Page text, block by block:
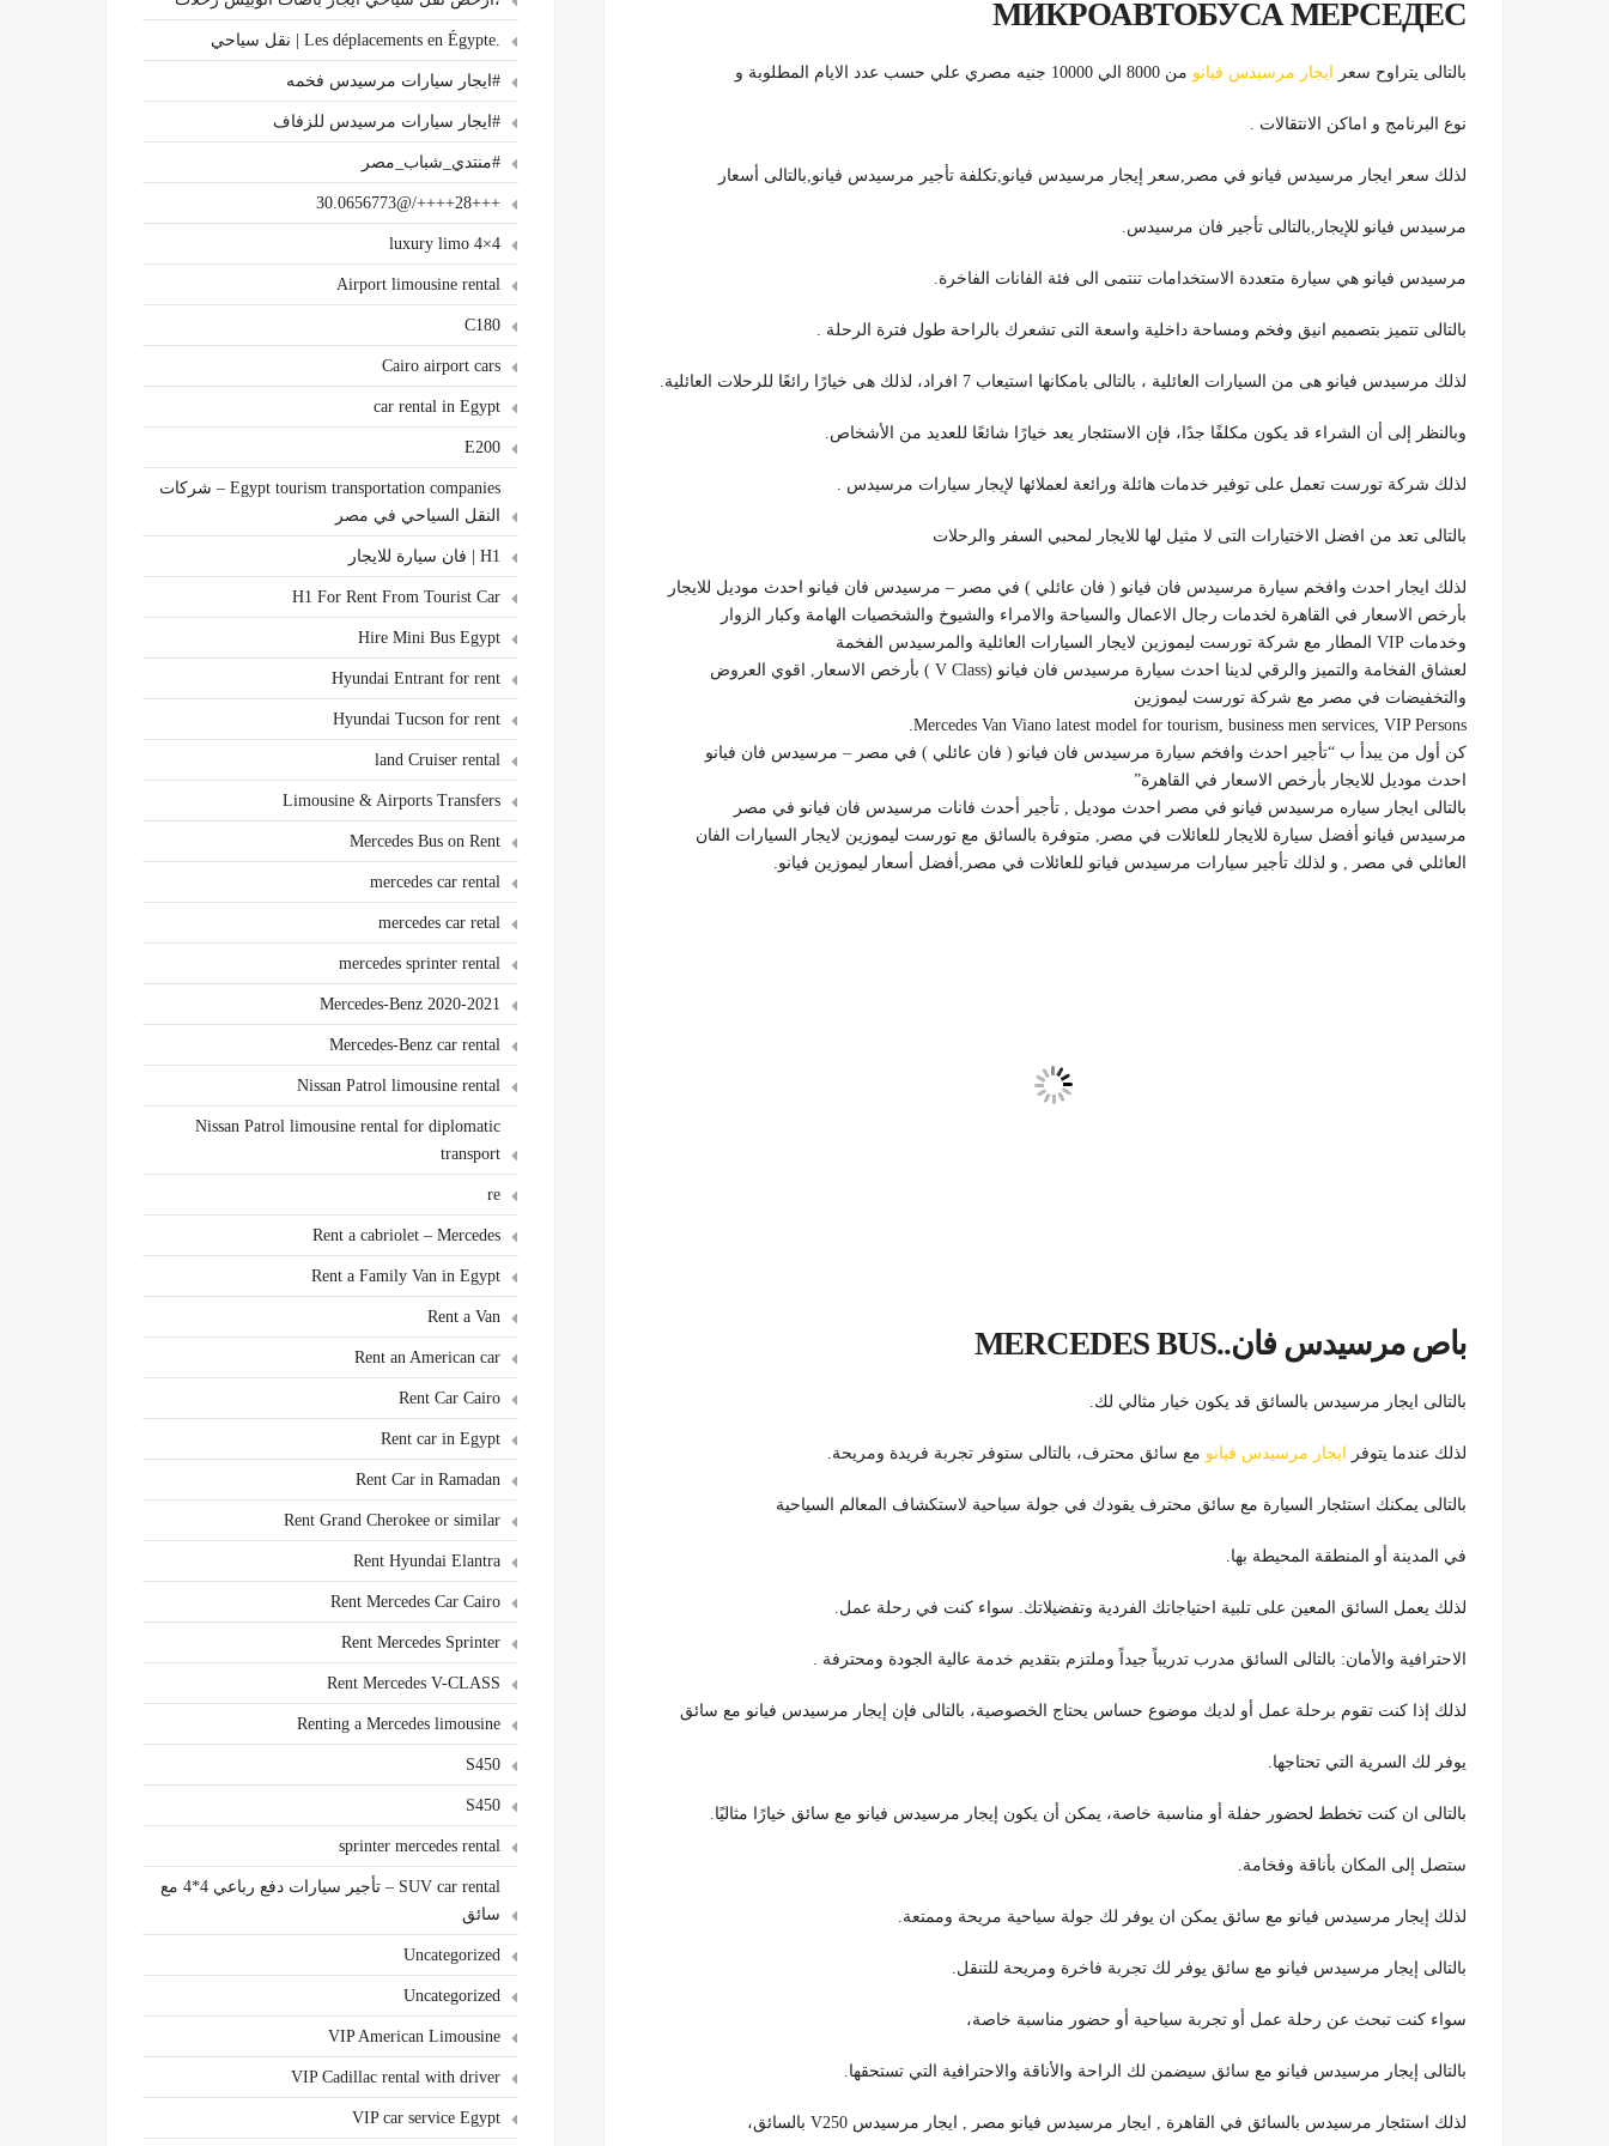
МИКРОАВТОБУСА МЕРСЕДЕС
بالتالى يتراوح سعر ايجار مرسيدس فيانو من 8000 الي 10000 جنيه مصري علي حسب عدد الايام المطلوبة و
نوع البرنامج و اماكن الانتقالات .
لذلك سعر ايجار مرسيدس فيانو في مصر,سعر إيجار مرسيدس فيانو,تكلفة تأجير مرسيدس فيانو,بالتالى أسعار
مرسيدس فيانو للإيجار,بالتالى تأجير فان مرسيدس.
مرسيدس فيانو هي سيارة متعددة الاستخدامات تنتمى الى فئة الفانات الفاخرة.
بالتالى تتميز بتصميم انيق وفخم ومساحة داخلية واسعة التى تشعرك بالراحة طول فترة الرحلة .
لذلك مرسيدس فيانو هى من السيارات العائلية ، بالتالى بامكانها استيعاب 7 افراد، لذلك هى خيارًا رائعًا للرحلات العائلية.
وبالنظر إلى أن الشراء قد يكون مكلفًا جدًا، فإن الاستئجار يعد خيارًا شائعًا للعديد من الأشخاص.
لذلك شركة تورست تعمل على توفير خدمات هائلة ورائعة لعملائها لإيجار سيارات مرسيدس .
بالتالى تعد من افضل الاختيارات التى لا مثيل لها للايجار لمحبي السفر والرحلات
لذلك ايجار احدث وافخم سيارة مرسيدس فان فيانو ( فان عائلي ) في مصر – مرسيدس فان فيانو احدث موديل للايجار
بأرخص الاسعار في القاهرة لخدمات رجال الاعمال والسياحة والامراء والشيوخ والشخصيات الهامة وكبار الزوار
وخدمات VIP المطار مع شركة تورست ليموزين لايجار السيارات العائلية والمرسيدس الفخمة
لعشاق الفخامة والتميز والرقي لدينا احدث سيارة مرسيدس فان فيانو (V Class ) بأرخص الاسعار, اقوي العروض
والتخفيضات في مصر مع شركة تورست ليموزين
Mercedes Van Viano latest model for tourism, business men services, VIP Persons.
كن أول من يبدأ ب “تأجير احدث وافخم سيارة مرسيدس فان فيانو ( فان عائلي ) في مصر – مرسيدس فان فيانو
احدث موديل للايجار بأرخص الاسعار في القاهرة”
بالتالى ايجار سياره مرسيدس فيانو في مصر احدث موديل , تأجير أحدث فانات مرسيدس فان فيانو في مصر
مرسيدس فيانو أفضل سيارة للايجار للعائلات في مصر, متوفرة بالسائق مع تورست ليموزين لايجار السيارات الفان
العائلي في مصر , و لذلك تأجير سيارات مرسيدس فيانو للعائلات في مصر,أفضل أسعار ليموزين فيانو.
باص مرسيدس فان..MERCEDES BUS
بالتالى ايجار مرسيدس بالسائق قد يكون خيار مثالي لك.
لذلك عندما يتوفر ايجار مرسيدس فيانو مع سائق محترف، بالتالى ستوفر تجربة فريدة ومريحة.
بالتالى يمكنك استئجار السيارة مع سائق محترف يقودك في جولة سياحية لاستكشاف المعالم السياحية
في المدينة أو المنطقة المحيطة بها.
لذلك يعمل السائق المعين على تلبية احتياجاتك الفردية وتفضيلاتك. سواء كنت في رحلة عمل.
الاحترافية والأمان: بالتالى السائق مدرب تدريباً جيداً وملتزم بتقديم خدمة عالية الجودة ومحترفة .
لذلك إذا كنت تقوم برحلة عمل أو لديك موضوع حساس يحتاج الخصوصية، بالتالى فإن إيجار مرسيدس فيانو مع سائق
يوفر لك السرية التي تحتاجها.
بالتالى ان كنت تخطط لحضور حفلة أو مناسبة خاصة، يمكن أن يكون إيجار مرسيدس فيانو مع سائق خيارًا مثاليًا.
ستصل إلى المكان بأناقة وفخامة.
لذلك إيجار مرسيدس فيانو مع سائق يمكن ان يوفر لك جولة سياحية مريحة وممتعة.
بالتالى إيجار مرسيدس فيانو مع سائق يوفر لك تجربة فاخرة ومريحة للتنقل.
سواء كنت تبحث عن رحلة عمل أو تجربة سياحية أو حضور مناسبة خاصة،
بالتالى إيجار مرسيدس فيانو مع سائق سيضمن لك الراحة والأناقة والاحترافية التي تستحقها.
لذلك استئجار مرسيدس بالسائق في القاهرة , ايجار مرسيدس فيانو مصر , ايجار مرسيدس V250 بالسائق،
.Les déplacements en Égypte | نقل سياحي
#ايجار سيارات مرسيدس فخمه
#ايجار سيارات مرسيدس للزفاف
#منتدي_شباب_مصر
+++28++++/@30.0656773
4×4 luxury limo
Airport limousine rental
C180
Cairo airport cars
car rental in Egypt
E200
Egypt tourism transportation companies – شركات
النقل السياحي في مصر
H1 | فان سيارة للايجار
H1 For Rent From Tourist Car
Hire Mini Bus Egypt
Hyundai Entrant for rent
Hyundai Tucson for rent
land Cruiser rental
Limousine & Airports Transfers
Mercedes Bus on Rent
mercedes car rental
mercedes car retal
mercedes sprinter rental
Mercedes-Benz 2020-2021
Mercedes-Benz car rental
Nissan Patrol limousine rental
Nissan Patrol limousine rental for diplomatic
transport
re
Rent a cabriolet – Mercedes
Rent a Family Van in Egypt
Rent a Van
Rent an American car
Rent Car Cairo
Rent car in Egypt
Rent Car in Ramadan
Rent Grand Cherokee or similar
Rent Hyundai Elantra
Rent Mercedes Car Cairo
Rent Mercedes Sprinter
Rent Mercedes V-CLASS
Renting a Mercedes limousine
S450
S450
sprinter mercedes rental
SUV car rental – تأجير سيارات دفع رباعي 4*4 مع
سائق
Uncategorized
Uncategorized
VIP American Limousine
VIP Cadillac rental with driver
VIP car service Egypt